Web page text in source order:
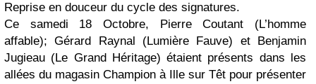
Reprise en douceur du cycle des signatures.
Ce samedi 18 Octobre, Pierre Coutant (L’homme
affable); Gérard Raynal (Lumière Fauve) et Benjamin
Jugieau (Le Grand Héritage) étaient présents dans les
allées du magasin Champion à Ille sur Têt pour présenter